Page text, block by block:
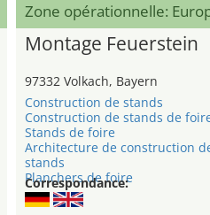
Zone opérationnelle:
Montage Feuerstein
97332 Volkach, Bayern
Construction de stands
Construction de stands de
Stands de foire
Architecture de construction
stands
Planchers de foire
Correspondance: